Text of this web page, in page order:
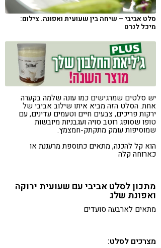
סלט אביבי – שיחה בין שעועית ואפונה. צילום:
מיכל לנרט
יש סלטים שמרגישים כמו עונה שלמה בקערה
אחת. הסלט הזה מביא איתו שילוב אביבי של
ירקות פריכים, צבעים חיים וטעמים עדינים, עם
טופו שסופג רוטב סויה ועגבניות מיובשות
שמוסיפות עומק מתקתק-חמצמץ.
הוא קל להכנה, מתאים כתוספת מרעננת או
כארוחה קלה
מתכון לסלט אביבי עם שעועית ירוקה
ואפונת שלג
מתאים לארבעה סועדים
מצרכים לסלט: